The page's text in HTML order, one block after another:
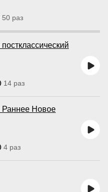
раз
14 раз
Раннее Новое
4 раз